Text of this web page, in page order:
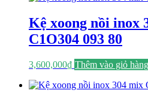
Kệ xoong nồi inox
C1O304 093 80
3,600,000₫ Thêm vào giỏ hàng